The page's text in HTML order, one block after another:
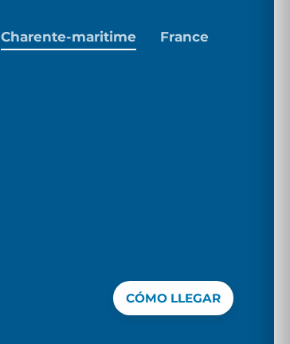
CÓMO LLEGAR
Charente-maritime France